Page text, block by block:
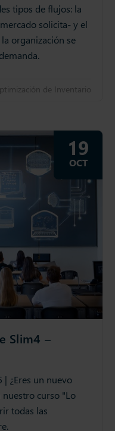
tipos de flujos: la
solicita- y el
organización se
de Inventario
Slim4 –
¿Eres un nuevo
nuestro curso "Lo
todas las
19
OCT